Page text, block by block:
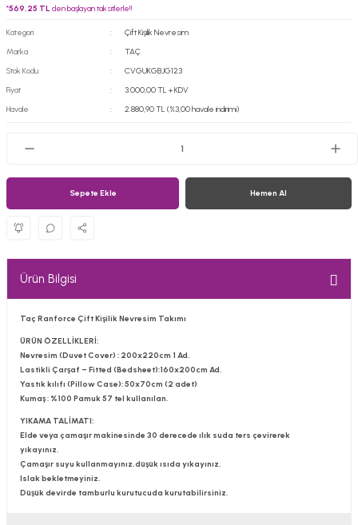
*569,25 TL den başlayan taksitlerle!!
Kategori
Çift Kişilik Nevresim
Marka
TAÇ
Stok Kodu
CVGUKGBJG123
Fiyat
3.000,00 TL + KDV
Havale
2.880,90 TL (%3,00 havale indirimi)
Sepete Ekle Hemen Al
Ürün Bilgisi
Taç Ranforce Çift Kişilik Nevresim Takımı
ÜRÜN ÖZELLİKLERİ:
Nevresim (Duvet Cover) : 200x220cm 1 Ad.
Lastikli Çarşaf – Fitted (Bedsheet):160x200cm Ad.
Yastık kılıfı (Pillow Case): 50x70cm (2 adet)
Kumaş : %100 Pamuk 57 tel kullanılan.
YIKAMA TALİMATI:
Elde veya çamaşır makinesinde 30 derecede ılık suda ters çevirerek
yıkayınız.
Çamaşır suyu kullanmayınız,düşük ısıda yıkayınız.
Islak bekletmeyiniz.
Düşük devirde tamburlu kurutucuda kurutabilirsiniz.